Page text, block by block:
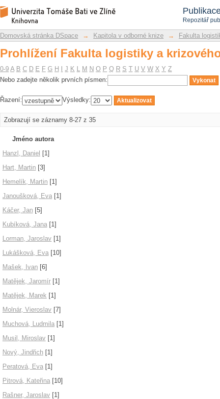
Repozitář
Prohlížení Fakulta logistiky a
Repozitář DSpace/Manakin
Domovská stránka DSpace → Kapitola v odborné knize → Fakulta
Prohlížení Fakulta logistiky a
0-9 A B C D E F G H J K L M N O P Q R S T U V W X Y Z
Nebo zadejte několik prvních písmen:
Řazení: Výsledky:
Zobrazují se záznamy 8-27 z 35
Jméno autora
Hanzl, Daniel [1]
Hart, Martin [3]
Hemelík, Martin [1]
Janoušková, Eva [1]
Káčer, Jan [5]
Kubíková, Jana [1]
Lorman, Jaroslav [1]
Lukášková, Eva [10]
Mašek, Ivan [6]
Matějek, Jaromír [1]
Matějek, Marek [1]
Molnár, Vieroslav [7]
Muchová, Ludmila [1]
Musil, Miroslav [1]
Nový, Jindřich [1]
Peratová, Eva [1]
Pitrová, Kateřina [10]
Rašner, Jaroslav [1]